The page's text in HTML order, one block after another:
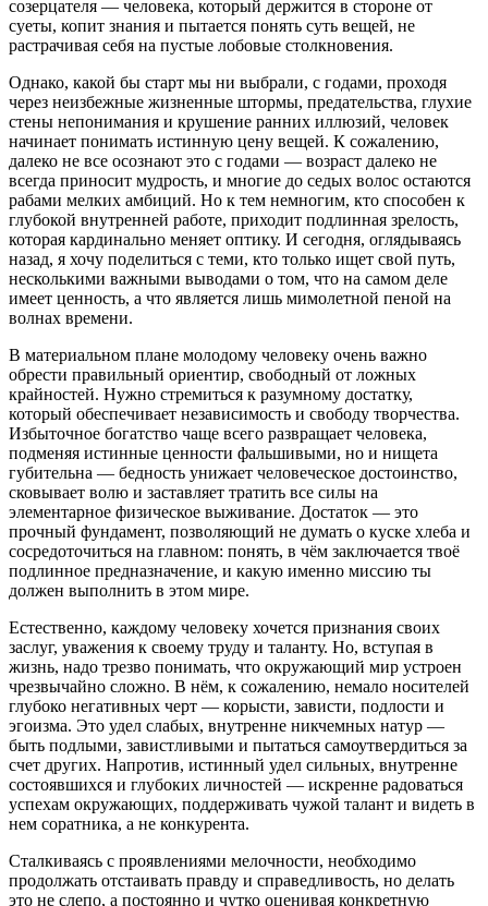
созерцателя — человека, который держится в стороне от
суеты, копит знания и пытается понять суть вещей, не
растрачивая себя на пустые лобовые столкновения.
Однако, какой бы старт мы ни выбрали, с годами, проходя
через неизбежные жизненные штормы, предательства, глухие
стены непонимания и крушение ранних иллюзий, человек
начинает понимать истинную цену вещей. К сожалению,
далеко не все осознают это с годами — возраст далеко не
всегда приносит мудрость, и многие до седых волос остаются
рабами мелких амбиций. Но к тем немногим, кто способен к
глубокой внутренней работе, приходит подлинная зрелость,
которая кардинально меняет оптику. И сегодня, оглядываясь
назад, я хочу поделиться с теми, кто только ищет свой путь,
несколькими важными выводами о том, что на самом деле
имеет ценность, а что является лишь мимолетной пеной на
волнах времени.
В материальном плане молодому человеку очень важно
обрести правильный ориентир, свободный от ложных
крайностей. Нужно стремиться к разумному достатку,
который обеспечивает независимость и свободу творчества.
Избыточное богатство чаще всего развращает человека,
подменяя истинные ценности фальшивыми, но и нищета
губительна — бедность унижает человеческое достоинство,
сковывает волю и заставляет тратить все силы на
элементарное физическое выживание. Достаток — это
прочный фундамент, позволяющий не думать о куске хлеба и
сосредоточиться на главном: понять, в чём заключается твоё
подлинное предназначение, и какую именно миссию ты
должен выполнить в этом мире.
Естественно, каждому человеку хочется признания своих
заслуг, уважения к своему труду и таланту. Но, вступая в
жизнь, надо трезво понимать, что окружающий мир устроен
чрезвычайно сложно. В нём, к сожалению, немало носителей
глубоко негативных черт — корысти, зависти, подлости и
эгоизма. Это удел слабых, внутренне никчемных натур —
быть подлыми, завистливыми и пытаться самоутвердиться за
счет других. Напротив, истинный удел сильных, внутренне
состоявшихся и глубоких личностей — искренне радоваться
успехам окружающих, поддерживать чужой талант и видеть в
нем соратника, а не конкурента.
Сталкиваясь с проявлениями мелочности, необходимо
продолжать отстаивать правду и справедливость, но делать
это не слепо, а постоянно и чутко оценивая конкретную